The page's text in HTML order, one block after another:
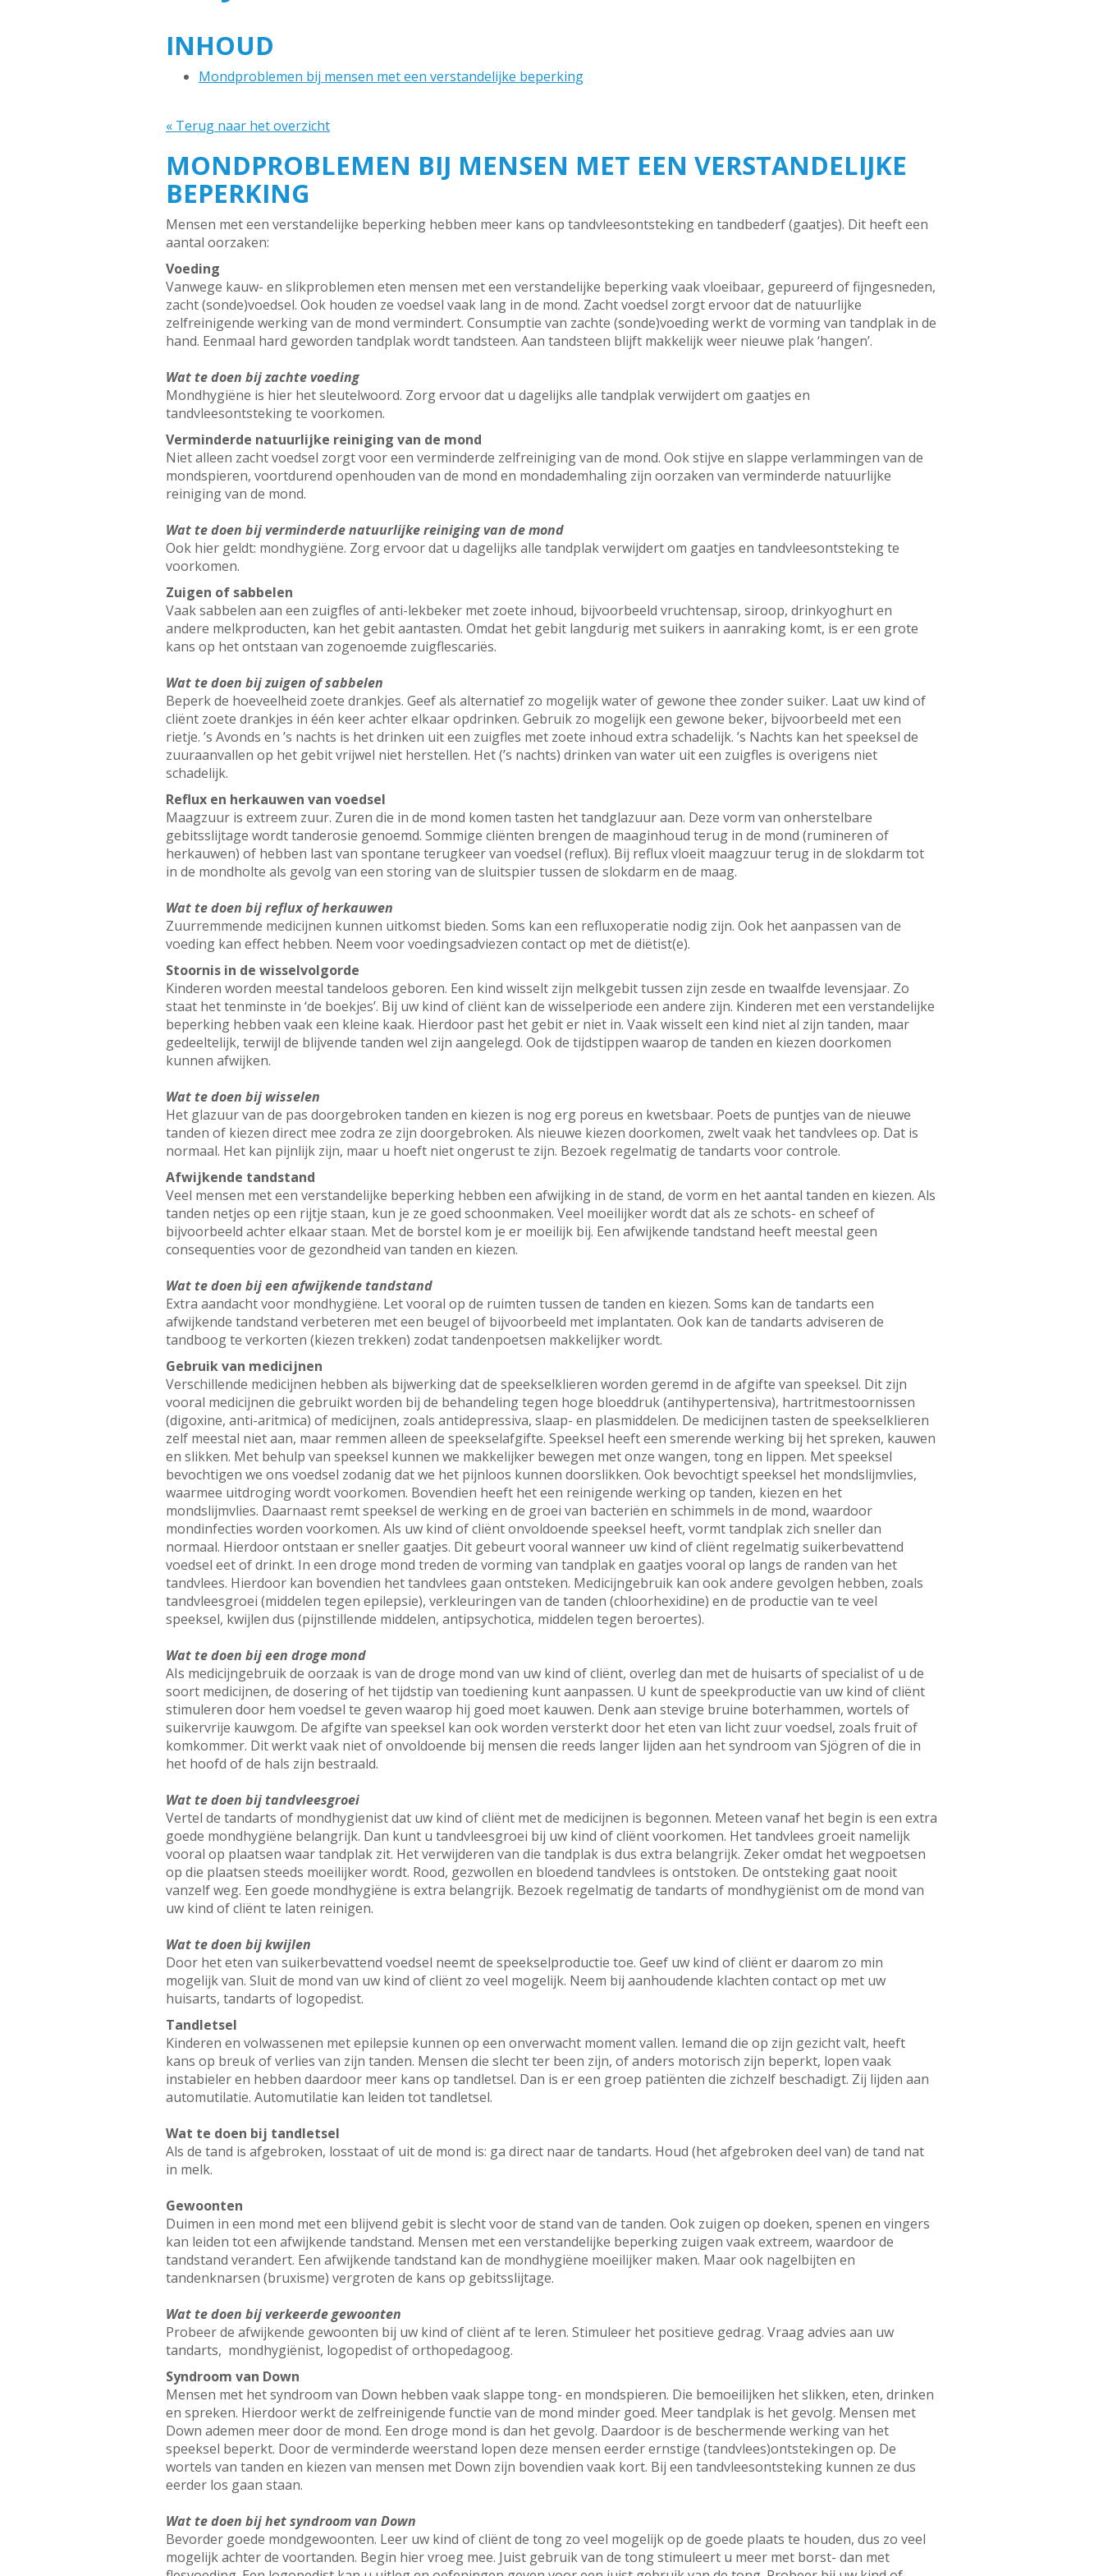
INHOUD
Mondproblemen bij mensen met een verstandelijke beperking
« Terug naar het overzicht
MONDPROBLEMEN BIJ MENSEN MET EEN VERSTANDELIJKE
BEPERKING
Mensen met een verstandelijke beperking hebben meer kans op tandvleesontsteking en tandbederf (gaatjes). Dit heeft een
aantal oorzaken:
Voeding
Vanwege kauw- en slikproblemen eten mensen met een verstandelijke beperking vaak vloeibaar, gepureerd of fijngesneden,
zacht (sonde)voedsel. Ook houden ze voedsel vaak lang in de mond. Zacht voedsel zorgt ervoor dat de natuurlijke
zelfreinigende werking van de mond vermindert. Consumptie van zachte (sonde)voeding werkt de vorming van tandplak in de
hand. Eenmaal hard geworden tandplak wordt tandsteen. Aan tandsteen blijft makkelijk weer nieuwe plak ‘hangen’.
Wat te doen bij zachte voeding
Mondhygiëne is hier het sleutelwoord. Zorg ervoor dat u dagelijks alle tandplak verwijdert om gaatjes en
tandvleesontsteking te voorkomen.
Verminderde natuurlijke reiniging van de mond
Niet alleen zacht voedsel zorgt voor een verminderde zelfreiniging van de mond. Ook stijve en slappe verlammingen van de
mondspieren, voortdurend openhouden van de mond en mondademhaling zijn oorzaken van verminderde natuurlijke
reiniging van de mond.
Wat te doen bij verminderde natuurlijke reiniging van de mond
Ook hier geldt: mondhygiëne. Zorg ervoor dat u dagelijks alle tandplak verwijdert om gaatjes en tandvleesontsteking te
voorkomen.
Zuigen of sabbelen
Vaak sabbelen aan een zuigfles of anti-lekbeker met zoete inhoud, bijvoorbeeld vruchtensap, siroop, drinkyoghurt en
andere melkproducten, kan het gebit aantasten. Omdat het gebit langdurig met suikers in aanraking komt, is er een grote
kans op het ontstaan van zogenoemde zuigflescariës.
Wat te doen bij zuigen of sabbelen
Beperk de hoeveelheid zoete drankjes. Geef als alternatief zo mogelijk water of gewone thee zonder suiker. Laat uw kind of
cliënt zoete drankjes in één keer achter elkaar opdrinken. Gebruik zo mogelijk een gewone beker, bijvoorbeeld met een
rietje. ’s Avonds en ’s nachts is het drinken uit een zuigfles met zoete inhoud extra schadelijk. ’s Nachts kan het speeksel de
zuuraanvallen op het gebit vrijwel niet herstellen. Het (’s nachts) drinken van water uit een zuigfles is overigens niet
schadelijk.
Reflux en herkauwen van voedsel
Maagzuur is extreem zuur. Zuren die in de mond komen tasten het tandglazuur aan. Deze vorm van onherstelbare
gebitsslijtage wordt tanderosie genoemd. Sommige cliënten brengen de maaginhoud terug in de mond (rumineren of
herkauwen) of hebben last van spontane terugkeer van voedsel (reflux). Bij reflux vloeit maagzuur terug in de slokdarm tot
in de mondholte als gevolg van een storing van de sluitspier tussen de slokdarm en de maag.
Wat te doen bij reflux of herkauwen
Zuurremmende medicijnen kunnen uitkomst bieden. Soms kan een refluxoperatie nodig zijn. Ook het aanpassen van de
voeding kan effect hebben. Neem voor voedingsadviezen contact op met de diëtist(e).
Stoornis in de wisselvolgorde
Kinderen worden meestal tandeloos geboren. Een kind wisselt zijn melkgebit tussen zijn zesde en twaalfde levensjaar. Zo
staat het tenminste in ‘de boekjes’. Bij uw kind of cliënt kan de wisselperiode een andere zijn. Kinderen met een verstandelijke
beperking hebben vaak een kleine kaak. Hierdoor past het gebit er niet in. Vaak wisselt een kind niet al zijn tanden, maar
gedeeltelijk, terwijl de blijvende tanden wel zijn aangelegd. Ook de tijdstippen waarop de tanden en kiezen doorkomen
kunnen afwijken.
Wat te doen bij wisselen
Het glazuur van de pas doorgebroken tanden en kiezen is nog erg poreus en kwetsbaar. Poets de puntjes van de nieuwe
tanden of kiezen direct mee zodra ze zijn doorgebroken. Als nieuwe kiezen doorkomen, zwelt vaak het tandvlees op. Dat is
normaal. Het kan pijnlijk zijn, maar u hoeft niet ongerust te zijn. Bezoek regelmatig de tandarts voor controle.
Afwijkende tandstand
Veel mensen met een verstandelijke beperking hebben een afwijking in de stand, de vorm en het aantal tanden en kiezen. Als
tanden netjes op een rijtje staan, kun je ze goed schoonmaken. Veel moeilijker wordt dat als ze schots- en scheef of
bijvoorbeeld achter elkaar staan. Met de borstel kom je er moeilijk bij. Een afwijkende tandstand heeft meestal geen
consequenties voor de gezondheid van tanden en kiezen.
Wat te doen bij een afwijkende tandstand
Extra aandacht voor mondhygiëne. Let vooral op de ruimten tussen de tanden en kiezen. Soms kan de tandarts een
afwijkende tandstand verbeteren met een beugel of bijvoorbeeld met implantaten. Ook kan de tandarts adviseren de
tandboog te verkorten (kiezen trekken) zodat tandenpoetsen makkelijker wordt.
Gebruik van medicijnen
Verschillende medicijnen hebben als bijwerking dat de speekselklieren worden geremd in de afgifte van speeksel. Dit zijn
vooral medicijnen die gebruikt worden bij de behandeling tegen hoge bloeddruk (antihypertensiva), hartritmestoornissen
(digoxine, anti-aritmica) of medicijnen, zoals antidepressiva, slaap- en plasmiddelen. De medicijnen tasten de speekselklieren
zelf meestal niet aan, maar remmen alleen de speekselafgifte. Speeksel heeft een smerende werking bij het spreken, kauwen
en slikken. Met behulp van speeksel kunnen we makkelijker bewegen met onze wangen, tong en lippen. Met speeksel
bevochtigen we ons voedsel zodanig dat we het pijnloos kunnen doorslikken. Ook bevochtigt speeksel het mondslijmvlies,
waarmee uitdroging wordt voorkomen. Bovendien heeft het een reinigende werking op tanden, kiezen en het
mondslijmvlies. Daarnaast remt speeksel de werking en de groei van bacteriën en schimmels in de mond, waardoor
mondinfecties worden voorkomen. Als uw kind of cliënt onvoldoende speeksel heeft, vormt tandplak zich sneller dan
normaal. Hierdoor ontstaan er sneller gaatjes. Dit gebeurt vooral wanneer uw kind of cliënt regelmatig suikerbevattend
voedsel eet of drinkt. In een droge mond treden de vorming van tandplak en gaatjes vooral op langs de randen van het
tandvlees. Hierdoor kan bovendien het tandvlees gaan ontsteken. Medicijngebruik kan ook andere gevolgen hebben, zoals
tandvleesgroei (middelen tegen epilepsie), verkleuringen van de tanden (chloorhexidine) en de productie van te veel
speeksel, kwijlen dus (pijnstillende middelen, antipsychotica, middelen tegen beroertes).
Wat te doen bij een droge mond
AIs medicijngebruik de oorzaak is van de droge mond van uw kind of cliënt, overleg dan met de huisarts of specialist of u de
soort medicijnen, de dosering of het tijdstip van toediening kunt aanpassen. U kunt de speekproductie van uw kind of cliënt
stimuleren door hem voedsel te geven waarop hij goed moet kauwen. Denk aan stevige bruine boterhammen, wortels of
suikervrije kauwgom. De afgifte van speeksel kan ook worden versterkt door het eten van licht zuur voedsel, zoals fruit of
komkommer. Dit werkt vaak niet of onvoldoende bij mensen die reeds langer lijden aan het syndroom van Sjögren of die in
het hoofd of de hals zijn bestraald.
Wat te doen bij tandvleesgroei
Vertel de tandarts of mondhygienist dat uw kind of cliënt met de medicijnen is begonnen. Meteen vanaf het begin is een extra
goede mondhygiëne belangrijk. Dan kunt u tandvleesgroei bij uw kind of cliënt voorkomen. Het tandvlees groeit namelijk
vooral op plaatsen waar tandplak zit. Het verwijderen van die tandplak is dus extra belangrijk. Zeker omdat het wegpoetsen
op die plaatsen steeds moeilijker wordt. Rood, gezwollen en bloedend tandvlees is ontstoken. De ontsteking gaat nooit
vanzelf weg. Een goede mondhygiëne is extra belangrijk. Bezoek regelmatig de tandarts of mondhygiënist om de mond van
uw kind of cliënt te laten reinigen.
Wat te doen bij kwijlen
Door het eten van suikerbevattend voedsel neemt de speekselproductie toe. Geef uw kind of cliënt er daarom zo min
mogelijk van. Sluit de mond van uw kind of cliënt zo veel mogelijk. Neem bij aanhoudende klachten contact op met uw
huisarts, tandarts of logopedist.
Tandletsel
Kinderen en volwassenen met epilepsie kunnen op een onverwacht moment vallen. Iemand die op zijn gezicht valt, heeft
kans op breuk of verlies van zijn tanden. Mensen die slecht ter been zijn, of anders motorisch zijn beperkt, lopen vaak
instabieler en hebben daardoor meer kans op tandletsel. Dan is er een groep patiënten die zichzelf beschadigt. Zij lijden aan
automutilatie. Automutilatie kan leiden tot tandletsel.
Wat te doen bij tandletsel
Als de tand is afgebroken, losstaat of uit de mond is: ga direct naar de tandarts. Houd (het afgebroken deel van) de tand nat
in melk.
Gewoonten
Duimen in een mond met een blijvend gebit is slecht voor de stand van de tanden. Ook zuigen op doeken, spenen en vingers
kan leiden tot een afwijkende tandstand. Mensen met een verstandelijke beperking zuigen vaak extreem, waardoor de
tandstand verandert. Een afwijkende tandstand kan de mondhygiëne moeilijker maken. Maar ook nagelbijten en
tandenknarsen (bruxisme) vergroten de kans op gebitsslijtage.
Wat te doen bij verkeerde gewoonten
Probeer de afwijkende gewoonten bij uw kind of cliënt af te leren. Stimuleer het positieve gedrag. Vraag advies aan uw
tandarts, mondhygiënist, logopedist of orthopedagoog.
Syndroom van Down
Mensen met het syndroom van Down hebben vaak slappe tong- en mondspieren. Die bemoeilijken het slikken, eten, drinken
en spreken. Hierdoor werkt de zelfreinigende functie van de mond minder goed. Meer tandplak is het gevolg. Mensen met
Down ademen meer door de mond. Een droge mond is dan het gevolg. Daardoor is de beschermende werking van het
speeksel beperkt. Door de verminderde weerstand lopen deze mensen eerder ernstige (tandvlees)ontstekingen op. De
wortels van tanden en kiezen van mensen met Down zijn bovendien vaak kort. Bij een tandvleesontsteking kunnen ze dus
eerder los gaan staan.
Wat te doen bij het syndroom van Down
Bevorder goede mondgewoonten. Leer uw kind of cliënt de tong zo veel mogelijk op de goede plaats te houden, dus zo veel
mogelijk achter de voortanden. Begin hier vroeg mee. Juist gebruik van de tong stimuleert u meer met borst- dan met